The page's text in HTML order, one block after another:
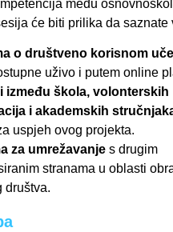
među
će biti prilika da saznate
o društveno korisnom
uživo i putem online
između škola, volonterskih
i akademskih
uspjeh ovog projekta.
za umrežavanje s drugim
stranama u oblasti
društva.